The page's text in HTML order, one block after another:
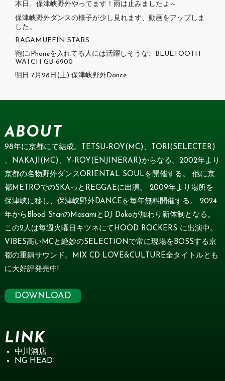
本日、保津峡野外やってます！雨は止みましたよ～
保津峡野外ダンスの様子が少し見れます、動画をアップしま
した。
RAGAMUFFIN STARS
鞄にiPhoneを入れてる人には活躍しそうな、BLUETOOTH
WATCH GB-6900
明日 7月28日(土) 保津峡野外Dance
ABOUT
98年に京都にて結成。TETSU-ROY(MC)、TORI(SELECTER)
、NAKAJI(MC)、Y-ROY(ENJINERAR)からなる。2002年より
京都の名物野外ダンスORIENTAL SOULを開催する。 他に京
都METROでのSKAっとREGGAEに出演。 2009年より場所を
保津峡に移し、保津峡野外DANCEを毎年無料開催する。 2024
年からBlood StarのMasamiとDJ Dokoが加わり新体制となる。
この2人は毎週火曜日キツネにてHOOD ROCKERS に出演中。
VIBES高いMCと絶妙のSELECTIONで常に現場をBOSSする京
都の重鎮サウンド。MIX CD LOVE&CULTURE全タイトルとも
に大好評発売中!
DOWNLOAD
LINK
中川酒店
NG HEAD